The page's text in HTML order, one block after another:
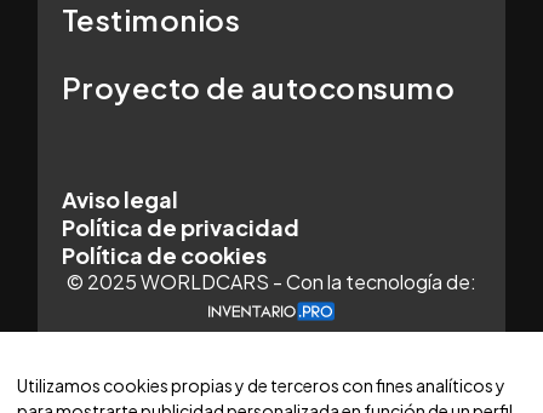
Testimonios
Proyecto de autoconsumo
Aviso legal
Política de privacidad
Política de cookies
© 2025 WORLDCARS - Con la tecnología de:
Utilizamos cookies propias y de terceros con fines analíticos y